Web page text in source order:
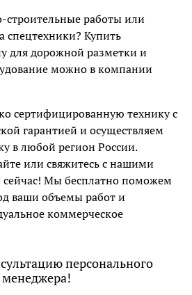
работы или
Купить
для дорожной разметки и
можно в компании
сертифицированную технику с
гарантией и осуществляем
в любой регион России.
или свяжитесь с нашими
Мы бесплатно поможем
ваши объемы работ и
коммерческое
персонального
менеджера!